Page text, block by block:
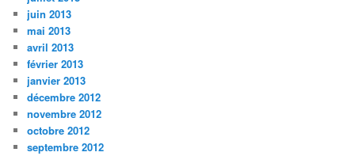
juin 2013
mai 2013
avril 2013
février 2013
janvier 2013
décembre 2012
novembre 2012
octobre 2012
septembre 2012